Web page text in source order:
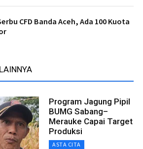
CFD Banda Aceh, Ada 100 Kuota
Program Jagung Pipil
BUMG Sabang–
Merauke Capai Target
Produksi
ASTA CITA